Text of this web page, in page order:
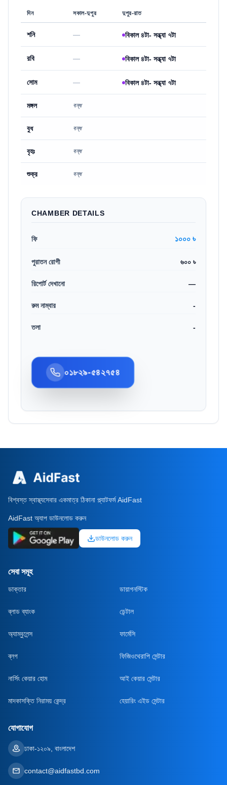
দিন সকাল-দুপুর দুপুর-রাত
শনি — বিকাল ৪টা- সন্ধ্যা ৭টা
রবি — বিকাল ৪টা- সন্ধ্যা ৭টা
সোম — বিকাল ৪টা- সন্ধ্যা ৭টা
মঙ্গল বন্ধ
বুধ বন্ধ
বৃহঃ বন্ধ
শুক্র বন্ধ
CHAMBER DETAILS
ফি ১০০০ ৳
পুরাতন রোগী ৬০০ ৳
রিপোর্ট দেখানো —
রুম নাম্বার -
তলা -
০১৮২৯-৫৪২৭৫৪
বিশ্বস্ত স্বাস্থ্যসেবার একমাত্র ঠিকানা প্ল্যাটফর্ম AidFast
AidFast অ্যাপ ডাউনলোড করুন
ডাউনলোড করুন
সেবা সমূহ
ডাক্তার ডায়াগনস্টিক
ব্লাড ব্যাংক ডেন্টাল
অ্যাম্বুলেন্স ফার্মেসি
ব্লগ ফিজিওথেরাপি সেন্টার
নার্সিং কেয়ার হোম আই কেয়ার সেন্টার
মাদকাসক্তি নিরাময় কেন্দ্র হেয়ারিং এইড সেন্টার
যোগাযোগ
ঢাকা-১২০৯, বাংলাদেশ
contact@aidfastbd.com